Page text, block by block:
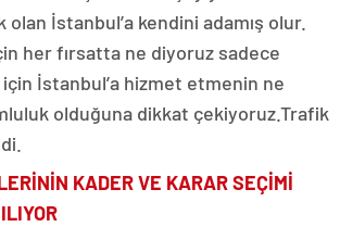
olan İstanbul’a kendini adamış olur.
her fırsatta ne diyoruz sadece
İstanbul’a hizmet etmenin ne
olduğuna dikkat çekiyoruz.Trafik
KADER VE KARAR SEÇİMİ